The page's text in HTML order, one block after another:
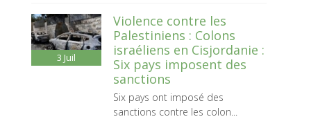
3 Juil
Violence contre les
Palestiniens : Colons
israéliens en Cisjordanie :
Six pays imposent des
sanctions
Six pays ont imposé des
sanctions contre les colon...